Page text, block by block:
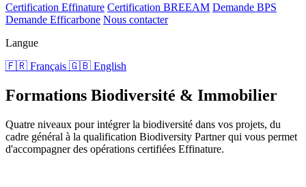
Certification Effinature Certification BREEAM Demande BPS
Demande Efficarbone Nous contacter
Langue
🇫🇷 Français 🇬🇧 English
Formations Biodiversité & Immobilier
Quatre niveaux pour intégrer la biodiversité dans vos projets, du
cadre général à la qualification Biodiversity Partner qui vous permet
d'accompagner des opérations certifiées Effinature.